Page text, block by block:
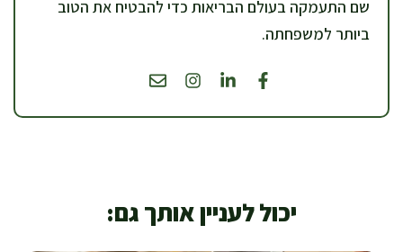
שם התעמקה בעולם הבריאות כדי להבטיח את הטוב
ביותר למשפחתה.
יכול לעניין אותך גם: